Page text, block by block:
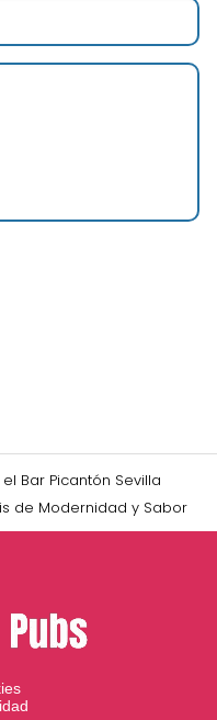
Bar Picantón Sevilla
de Modernidad y Sabor